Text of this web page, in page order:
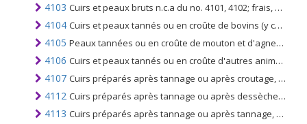
4103 Cuirs et peaux bruts n.c.a du no. 4101, 4102; frais, salés, séchés, conservés au vinaigre ou autrement conservés, non autrement préparés, même épilés ou refendus
4104 Cuirs et peaux tannés ou en croûte de bovins (y compris les buffles) ou d'équidés, épilés, même refendus, mais non autrement préparés
4105 Peaux tannées ou en croûte de mouton et d'agneau, sans laine, même refendues, mais non autrement préparées
4106 Cuirs et peaux tannés ou en croûte d'autres animaux, dépourvus de laine ou de poils, même fendus, mais non autrement préparés
4107 Cuirs préparés après tannage ou après croutage, y compris les cuirs et peaux parcheminés, de bovins (y compris les buffles) ou d'équidés, épilés, même refendus, autres que ceux du n ° 41.14
4112 Cuirs préparés après tannage ou après dessèchement, y compris les cuirs et peaux parcheminés, de mouton ou d'agneau, sans laine, même refendus, autres que les cuirs du n ° 41.14
4113 Cuirs préparés après tannage ou après tannage, y compris les cuirs et peaux parcheminés, d'animaux (autres que les ovins), épilés ou pelés, même refendus, autres que ceux du n ° 41.14